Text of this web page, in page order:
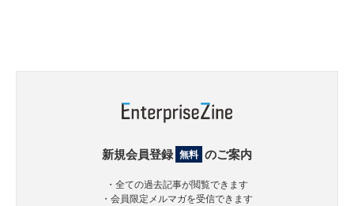
新規会員登録 無料 のご案内
・全ての過去記事が閲覧できます
・会員限定メルマガを受信できます